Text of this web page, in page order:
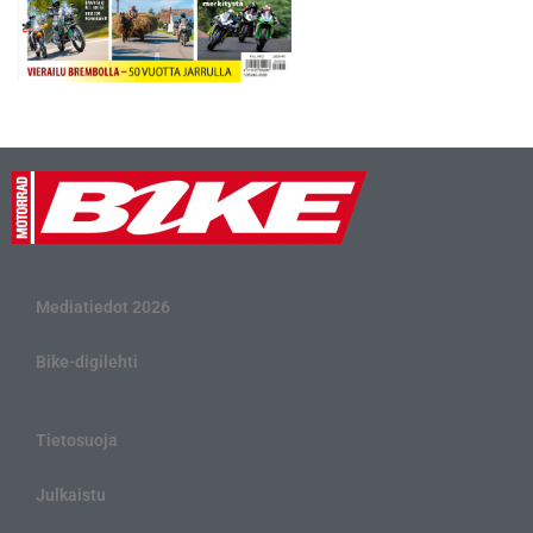
Mediatiedot 2026
Bike-digilehti
Tietosuoja
Julkaistu